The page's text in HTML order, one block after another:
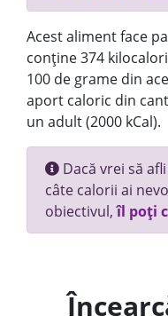
Acest aliment face
conține 374
100 de grame din
aport caloric din
un adult (2000 kCal).
Dacă vrei să
câte calorii ai
obiectivul,îl poți